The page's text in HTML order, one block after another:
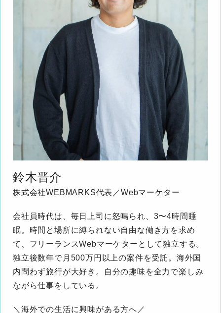
鈴木晋介
株式会社WEBMARKS代表／Webマーケター
会社員時代は、毎日上司に怒鳴られ、3〜4時間睡
眠。時間と場所に縛られない自由な働き方を求め
て、フリーランスWebマーケターとして独立する。
独立後数年で月500万円以上の案件を受託。海外国
内問わず旅行が大好き。自分の趣味を全力で楽しみ
ながら仕事をしている。
＼海外での生活に興味がある方へ／